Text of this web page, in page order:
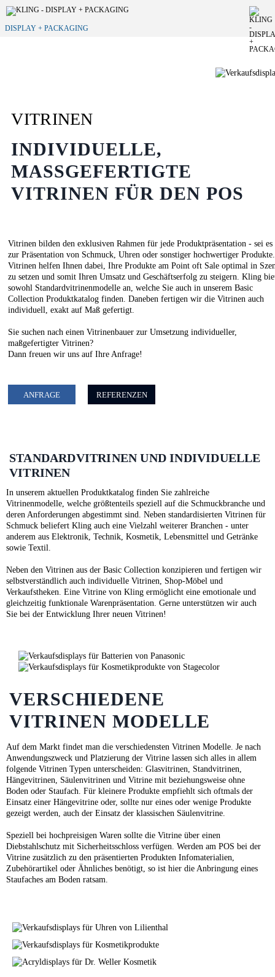
DISPLAY + PACKAGING
VITRINEN
INDIVIDUELLE,
MASSGEFERTIGTE V
ITRINEN FÜR DEN POS
Vitrinen bilden den exklusiven Rahmen für jede Produktpräsentation - sei es
zur Präsentation von Schmuck, Uhren oder sonstiger hochwertiger Produkte.
Vitrinen helfen Ihnen dabei, Ihre Produkte am Point oft Sale optimal in
zu setzen und somit Ihren Umsatz und Geschäftserfolg zu steigern. Kling
sowohl Standardvitrinenmodelle an, welche Sie auch in unserem Basic
Collection Produktkatalog finden. Daneben fertigen wir die Vitrinen auch
individuell, exakt auf Maß gefertigt.
Sie suchen nach einen Vitrinenbauer zur Umsetzung individueller,
maßgefertigter Vitrinen?
Dann freuen wir uns auf Ihre Anfrage!
ANFRAGE REFERENZEN
STANDARDVITRINEN UND INDIVIDUELLE
VITRINEN
In unserem aktuellen Produktkatalog finden Sie zahlreiche
Vitrinenmodelle, welche größtenteils speziell auf die Schmuckbranche und
deren Anforderungen abgestimmt sind. Neben standardisierten Vitrinen für
Schmuck beliefert Kling auch eine Vielzahl weiterer Branchen - unter
anderem aus Elektronik, Technik, Kosmetik, Lebensmittel und Getränke
sowie Textil.
Neben den Vitrinen aus der Basic Collection konzipieren und fertigen wir
selbstverständlich auch individuelle Vitrinen, Shop-Möbel und
Verkaufstheken. Eine Vitrine von Kling ermöglicht eine emotionale und
gleichzeitig funktionale Warenpräsentation. Gerne unterstützen wir auch
Sie bei der Entwicklung Ihrer neuen Vitrinen!
VERSCHIEDENE
VITRINEN MODELLE
Auf dem Markt findet man die verschiedensten Vitrinen Modelle. Je nach
Anwendungszweck und Platzierung der Vitrine lassen sich alles in allem
folgende Vitrinen Typen unterscheiden: Glasvitrinen, Standvitrinen,
Hängevitrinen, Säulenvitrinen und Vitrine mit beziehungsweise ohne
Boden oder Staufach. Für kleinere Produkte empfiehlt sich oftmals der
Einsatz einer Hängevitrine oder, sollte nur eines oder wenige Produkte
gezeigt werden, auch der Einsatz der klassischen Säulenvitrine.
Speziell bei hochpreisigen Waren sollte die Vitrine über einen
Diebstahlschutz mit Sicherheitsschloss verfügen. Werden am POS bei der
Vitrine zusätzlich zu den präsentierten Produkten Infomaterialien,
Zubehörartikel oder Ähnliches benötigt, so ist hier die Anbringung eines
Staufaches am Boden ratsam.